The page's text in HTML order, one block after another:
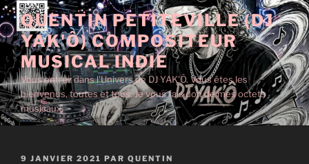
Aller
au
contenu
principal
QUENTIN PETITEVILLE (DJ
YAK'Ô) COMPOSITEUR
MUSICAL INDIE
Vous entrez dans l'Univers de DJ YAK'Ô. Vous êtes les
bienvenus, toutes et tous. Je vous fais don de mes octets
musicaux.
PUBLIÉ
9 JANVIER 2021 PAR QUENTIN